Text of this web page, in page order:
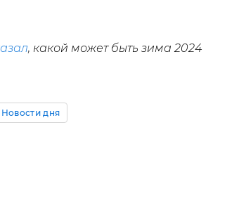
, какой может быть зима 2024
Новости дня